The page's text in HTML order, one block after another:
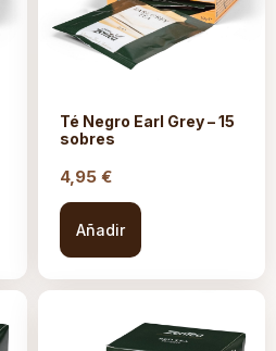
Té Negro Earl Grey – 15
sobres
4,95 €
Añadir